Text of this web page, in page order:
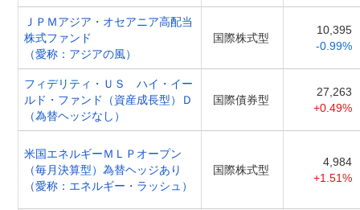
ＪＰＭアジア・オセアニア高配当
株式ファンド
（愛称：アジアの風）
国際株式型
10,395
-0.99%
フィデリティ・ＵＳ ハイ・イー
ルド・ファンド（資産成長型）Ｄ
（為替ヘッジなし）
国際債券型
27,263
+0.49%
米国エネルギーＭＬＰオープン
（毎月決算型）為替ヘッジあり
（愛称：エネルギー・ラッシュ）
国際株式型
4,984
+1.51%